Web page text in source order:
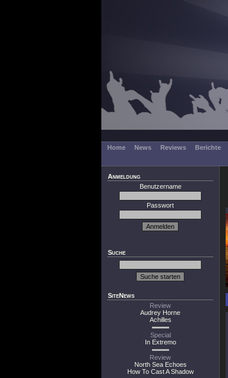
Home News Reviews Berichte
Anmeldung
Benutzername
Passwort
Suche
SiteNews
Review
Audrey Horne
Achilles
Special
In Extremo
Review
North Sea Echoes
How To Cast A Shadow